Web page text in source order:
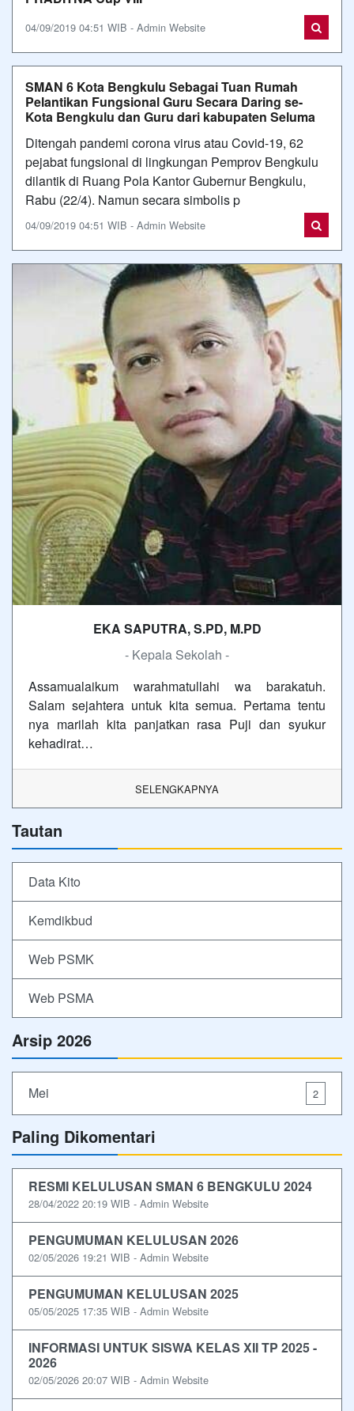
04/09/2019 04:51 WIB - Admin Website
SMAN 6 Kota Bengkulu Sebagai Tuan Rumah
Pelantikan Fungsional Guru Secara Daring se-
Kota Bengkulu dan Guru dari kabupaten Seluma
Ditengah pandemi corona virus atau Covid-19, 62
pejabat fungsional di lingkungan Pemprov Bengkulu
dilantik di Ruang Pola Kantor Gubernur Bengkulu,
Rabu (22/4). Namun secara simbolis p
04/09/2019 04:51 WIB - Admin Website
EKA SAPUTRA, S.PD, M.PD
- Kepala Sekolah -
Assamualaikum warahmatullahi wa barakatuh.
Salam sejahtera untuk kita semua. Pertama tentu
nya marilah kita panjatkan rasa Puji dan syukur
kehadirat…
SELENGKAPNYA
Tautan
Data Kito
Kemdikbud
Web PSMK
Web PSMA
Arsip 2026
Mei 2
Paling Dikomentari
RESMI KELULUSAN SMAN 6 BENGKULU 2024
28/04/2022 20:19 WIB - Admin Website
PENGUMUMAN KELULUSAN 2026
02/05/2026 19:21 WIB - Admin Website
PENGUMUMAN KELULUSAN 2025
05/05/2025 17:35 WIB - Admin Website
INFORMASI UNTUK SISWA KELAS XII TP 2025 -
2026
02/05/2026 20:07 WIB - Admin Website